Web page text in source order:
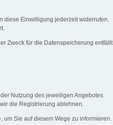
diese Einwilligung jederzeit widerrufen.
Zweck für die Datenspeicherung entfällt
Nutzung des jeweiligen Angebotes
die Registrierung ablehnen.
Sie auf diesem Wege zu informieren.